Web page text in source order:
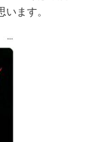
ます。